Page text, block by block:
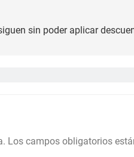
sin poder aplicar
Los campos obligatorios